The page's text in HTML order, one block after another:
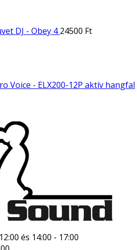
DJ - Obey 4 24500 Ft
Voice - ELX200-12P aktív hangfal
és 14:00 - 17:00